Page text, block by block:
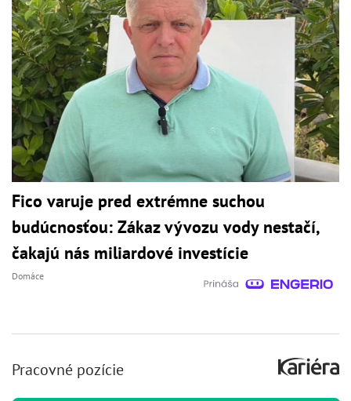
Fico varuje pred extrémne suchou
budúcnosťou: Zákaz vývozu vody nestačí,
čakajú nás miliardové investície
Domáce
Pracovné pozície